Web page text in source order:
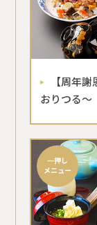
【周年
おりつる～
一押し
メニュー